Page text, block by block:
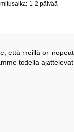
Varastossa
1-2 päivää
että meillä on nopeat
todella ajattelevat
4.7 Tähdet